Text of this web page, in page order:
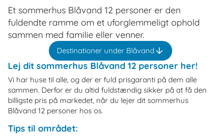
Et sommerhus Blåvand 12 personer er den
fuldendte ramme om et uforglemmeligt ophold
sammen med familie eller venner.
Destinationer under Blåvand
Lej dit sommerhus Blåvand 12 personer her!
Vi har huse til alle, og der er fuld prisgaranti på dem alle
sammen. Derfor er du altid fuldstændig sikker på at få den
billigste pris på markedet, når du lejer dit sommerhus
Blåvand 12 personer hos os.
Tips til området: